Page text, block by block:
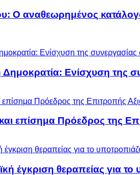
Ο αναθεωρημένος
Ενίσχυση της
επίσημα Πρόεδρος της
έγκριση θεραπείας για